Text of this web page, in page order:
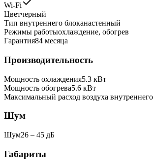
Wi-Fi
Цветчерный
Тип внутреннего блоканастенный
Режимы работыохлаждение, обогрев
Гарантия84 месяца
Производительность
Мощность охлаждения5.3 кВт
Мощность обогрева5.6 кВт
Максимальный расход воздуха внутреннего
Шум
Шум26 ‒ 45 дБ
Габариты